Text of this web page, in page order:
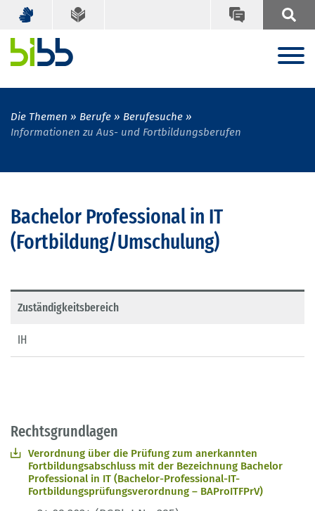
Die Themen Berufe
Berufesuche
Informationen zu Aus- und Fortbildungsberufen
Bachelor Professional in IT
(Fortbildung/Umschulung)
Zuständigkeitsbereich
IH
Rechtsgrundlagen
Verordnung über die Prüfung zum anerkannten
Fortbildungsabschluss mit der Bezeichnung Bachelor
Professional in IT (Bachelor-Professional-IT-
Fortbildungsprüfungsverordnung – BAProITFPrV)